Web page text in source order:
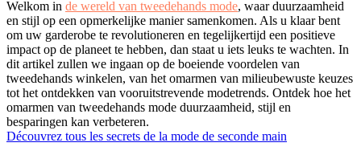
Welkom in de wereld van tweedehands mode, waar duurzaamheid
en stijl op een opmerkelijke manier samenkomen. Als u klaar bent
om uw garderobe te revolutioneren en tegelijkertijd een positieve
impact op de planeet te hebben, dan staat u iets leuks te wachten. In
dit artikel zullen we ingaan op de boeiende voordelen van
tweedehands winkelen, van het omarmen van milieubewuste keuzes
tot het ontdekken van vooruitstrevende modetrends. Ontdek hoe het
omarmen van tweedehands mode duurzaamheid, stijl en
besparingen kan verbeteren.
Découvrez tous les secrets de la mode de seconde main